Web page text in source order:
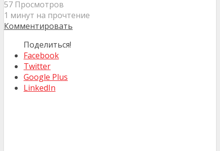
57 Просмотров
1 минут на прочтение
Комментировать
Поделиться!
Facebook
Twitter
Google Plus
LinkedIn